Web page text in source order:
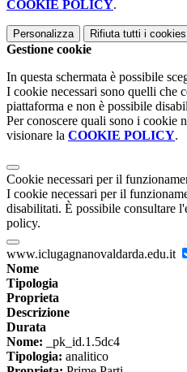
COOKIE POLICY.
Personalizza Rifiuta tutti i cookies
Gestione cookie
In questa schermata è possibile
I cookie necessari sono quelli che
piattaforma e non è possibile
Per conoscere quali sono i cookie
visionare la COOKIE POLICY.
Cookie necessari per il
I cookie necessari per il
disabilitati. È possibile consultare
policy.
www.iclugagnanovaldarda.edu.it
Nome
Tipologia
Proprieta
Descrizione
Durata
Nome: _pk_id.1.5dc4
Tipologia: analitico